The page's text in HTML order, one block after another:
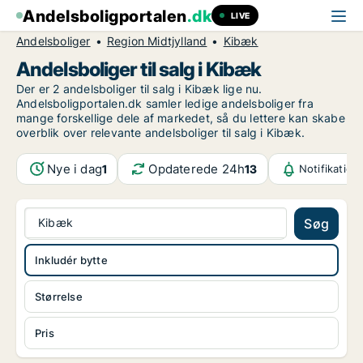
Andelsboligportalen.dk LIVE
Andelsboliger Region Midtjylland Kibæk
Andelsboliger til salg i Kibæk
Der er 2 andelsboliger til salg i Kibæk lige nu.
Andelsboligportalen.dk samler ledige andelsboliger fra
mange forskellige dele af markedet, så du lettere kan skabe
overblik over relevante andelsboliger til salg i Kibæk.
Nye i dag1 Opdaterede 24h13
Kibæk Søg
Størrelse
Pris
Inkludér bytte